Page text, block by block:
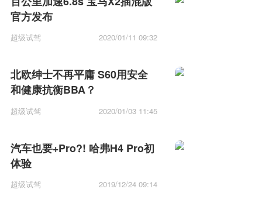
官方发布
超级试驾 2020/01/11 09:32
北欧绅士不再平庸 S60用安全
和健康抗衡BBA？
超级试驾 2020/01/03 11:45
汽车也要+Pro?! 哈弗H4 Pro初
体验
超级试驾 2019/12/24 09:14